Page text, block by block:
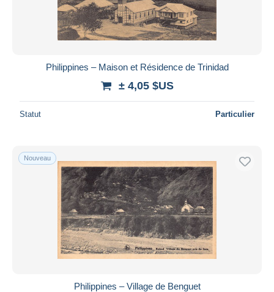
Philippines – Maison et Résidence de Trinidad
± 4,05 $US
Statut Particulier
Nouveau
Philippines – Village de Benguet